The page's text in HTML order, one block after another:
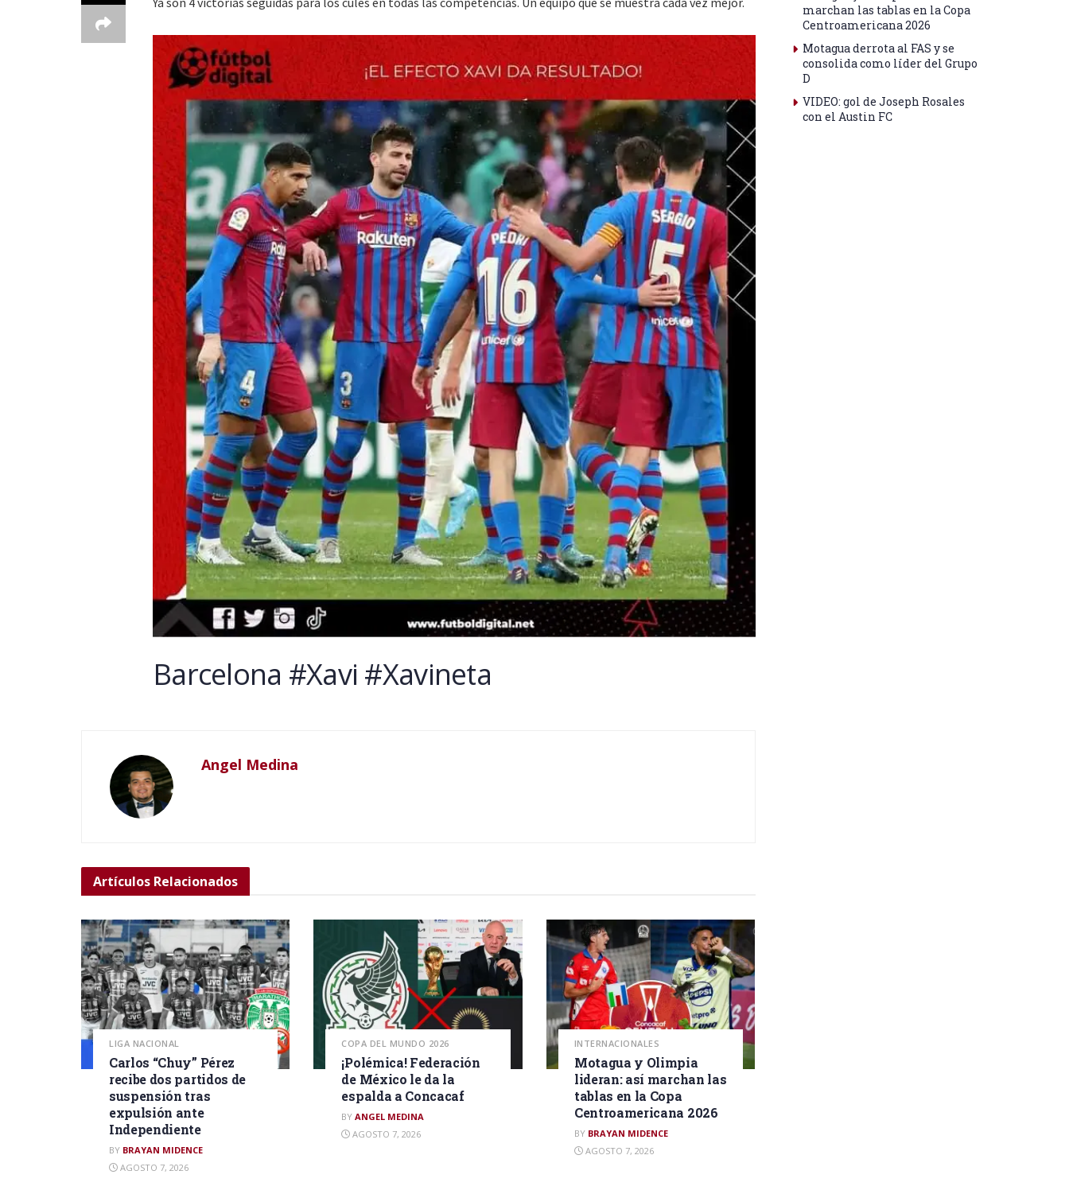
Barcelona #Xavi #Xavineta
Angel Medina
Artículos Relacionados
LIGA NACIONAL
Carlos “Chuy” Pérez
recibe dos partidos de
suspensión tras
expulsión ante
Independiente
BY BRAYAN MIDENCE
AGOSTO 7, 2026
COPA DEL MUNDO 2026
¡Polémica! Federación
de México le da la
espalda a Concacaf
BY ANGEL MEDINA
AGOSTO 7, 2026
INTERNACIONALES
Motagua y Olimpia
lideran: así marchan las
tablas en la Copa
Centroamericana 2026
BY BRAYAN MIDENCE
AGOSTO 7, 2026
marchan las tablas en la Copa
Centroamericana 2026
Motagua derrota al FAS y se
consolida como líder del Grupo
D
VIDEO: gol de Joseph Rosales
con el Austin FC